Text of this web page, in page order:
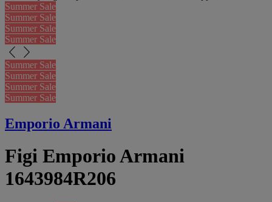
Summer Sale
Summer Sale
Summer Sale
Summer Sale
arrow_back_ios_new arrow_forward_ios
Summer Sale
Summer Sale
Summer Sale
Summer Sale
Emporio Armani
Figi Emporio Armani
1643984R206